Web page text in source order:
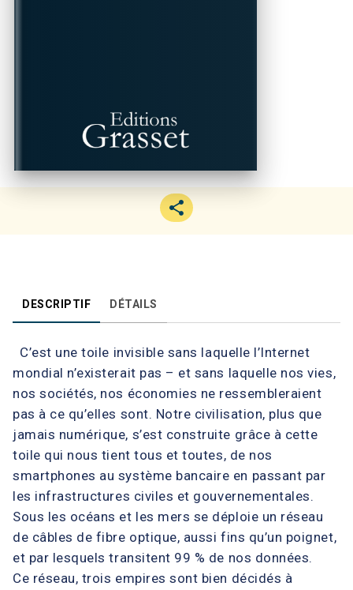
DESCRIPTIF DÉTAILS
C’est une toile invisible sans laquelle l’Internet
mondial n’existerait pas – et sans laquelle nos vies,
nos sociétés, nos économies ne ressembleraient
pas à ce qu’elles sont. Notre civilisation, plus que
jamais numérique, s’est construite grâce à cette
toile qui nous tient tous et toutes, de nos
smartphones au système bancaire en passant par
les infrastructures civiles et gouvernementales.
Sous les océans et les mers se déploie un réseau
de câbles de fibre optique, aussi fins qu’un poignet,
et par lesquels transitent 99 % de nos données.
Ce réseau, trois empires sont bien décidés à